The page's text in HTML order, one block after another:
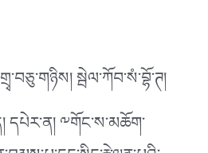
སྦེལ་ཀོབ་སཾ་བྷོ་ཊ།
དཔེར་ན། ༸གོང་ས་མཆོག་